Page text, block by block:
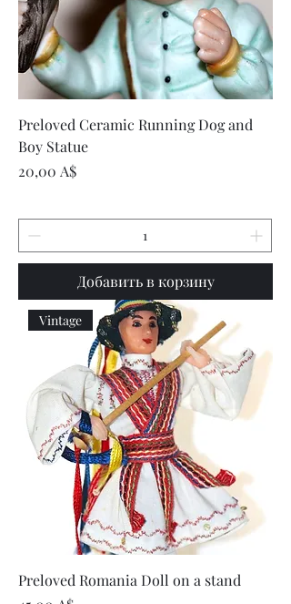
Preloved Ceramic Running Dog and
Boy Statue
Цена
20,00 A$
Добавить в корзину
Vintage
Preloved Romania Doll on a stand